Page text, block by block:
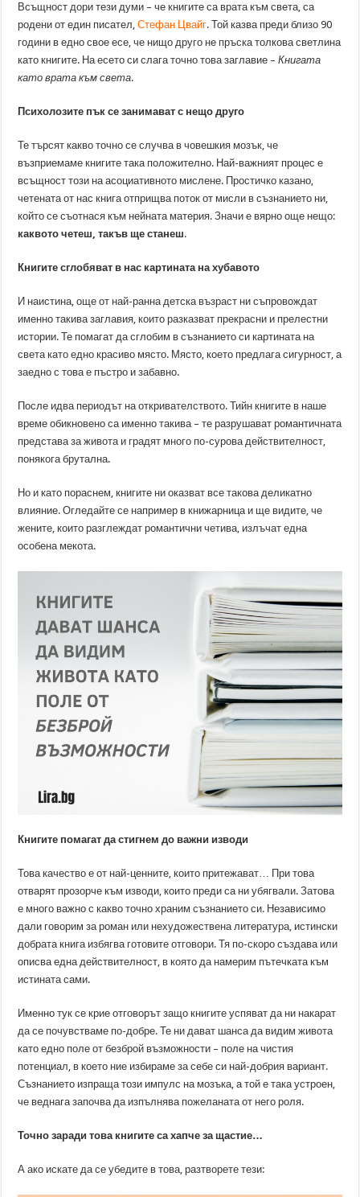
Всъщност дори тези думи – че книгите са врата към света, са
родени от един писател,Стефан Цвайг. Той казва преди близо 90
години в едно свое есе, че нищо друго не пръска толкова светлина
като книгите. На есето си слага точно това заглавие –Книгата
като врата към света.
Психолозите пък се занимават с нещо друго
Те търсят какво точно се случва в човешкия мозък, че
възприемаме книгите така положително. Най-важният процес е
всъщност този на асоциативното мислене. Простичко казано,
четената от нас книга отприщва поток от мисли в съзнанието ни,
който се съотнася към нейната материя. Значи е вярно още нещо:
каквото четеш, такъв ще станеш.
Книгите сглобяват в нас картината на хубавото
И наистина, още от най-ранна детска възраст ни съпровождат
именно такива заглавия, които разказват прекрасни и прелестни
истории. Те помагат да сглобим в съзнанието си картината на
света като едно красиво място. Място, което предлага сигурност, а
заедно с това е пъстро и забавно.
После идва периодът на откривателството. Тийн книгите в наше
време обикновено са именно такива – те разрушават романтичната
представа за живота и градят много по-сурова действителност,
понякога брутална.
Но и като пораснем, книгите ни оказват все такова деликатно
влияние. Огледайте се например в книжарница и ще видите, че
жените, които разглеждат романтични четива, излъчат една
особена мекота.
Книгите помагат да стигнем до важни изводи
Това качество е от най-ценните, които притежават… При това
отварят прозорче към изводи, които преди са ни убягвали. Затова
е много важно с какво точно храним съзнанието си. Независимо
дали говорим за роман или нехудожествена литература, истински
добрата книга избягва готовите отговори. Тя по-скоро създава или
описва една действителност, в която да намерим пътечката към
истината сами.
Именно тук се крие отговорът защо книгите успяват да ни накарат
да се почувстваме по-добре. Те ни дават шанса да видим живота
като едно поле от безброй възможности – поле на чистия
потенциал, в което ние избираме за себе си най-добрия вариант.
Съзнанието изпраща този импулс на мозъка, а той е така устроен,
че веднага започва да изпълнява пожеланата от него роля.
Точно заради това книгите са хапче за щастие…
А ако искате да се убедите в това, разтворете тези: